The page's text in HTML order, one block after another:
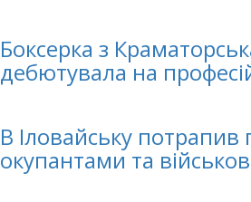
Боксерка з
дебютувала на
В Іловайську
окупантами та